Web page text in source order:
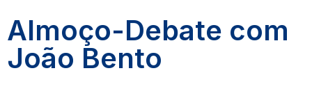
Almoço-Debate com
João Bento